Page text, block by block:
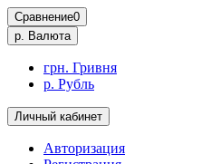
Сравнение0
р. Валюта
грн. Гривня
р. Рубль
Личный кабинет
Авторизация